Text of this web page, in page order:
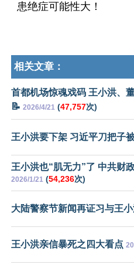
患绝症可能性大！
相关文章：
首都机场惊魂戏码 王小洪、
📝 2026/4/21 (47,757次)
王小洪要下架 习近平刀把子
王小洪也“肌无力”了 中共财
2026/1/21 (54,236次)
大陆警察节新闻再证习与王
王小洪亲信暴死之四大看点